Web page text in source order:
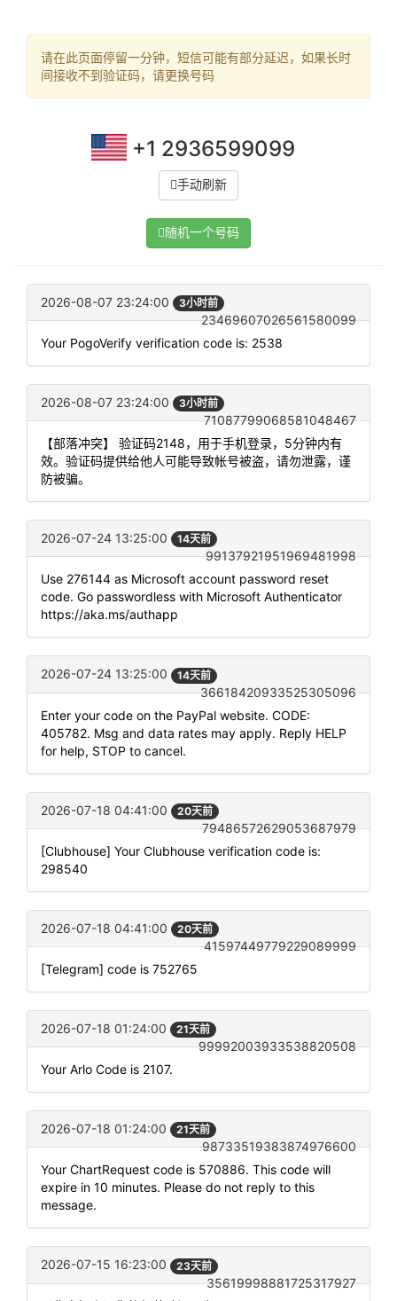
请在此页面停留一分钟，短信可能有部分延迟，如果长时
间接收不到验证码，请更换号码
+1 2936599099
手动刷新
随机一个号码
2026-08-07 23:24:00 3小时前
23469607026561580099
Your PogoVerify verification code is: 2538
2026-08-07 23:24:00 3小时前
71087799068581048467
【部落冲突】 验证码2148，用于手机登录，5分钟内有
效。验证码提供给他人可能导致帐号被盗，请勿泄露，谨
防被骗。
2026-07-24 13:25:00 14天前
99137921951969481998
Use 276144 as Microsoft account password reset
code. Go passwordless with Microsoft Authenticator
https://aka.ms/authapp
2026-07-24 13:25:00 14天前
36618420933525305096
Enter your code on the PayPal website. CODE:
405782. Msg and data rates may apply. Reply HELP
for help, STOP to cancel.
2026-07-18 04:41:00 20天前
79486572629053687979
[Clubhouse] Your Clubhouse verification code is:
298540
2026-07-18 04:41:00 20天前
41597449779229089999
[Telegram] code is 752765
2026-07-18 01:24:00 21天前
99992003933538820508
Your Arlo Code is 2107.
2026-07-18 01:24:00 21天前
98733519383874976600
Your ChartRequest code is 570886. This code will
expire in 10 minutes. Please do not reply to this
message.
2026-07-15 16:23:00 23天前
35619998881725317927